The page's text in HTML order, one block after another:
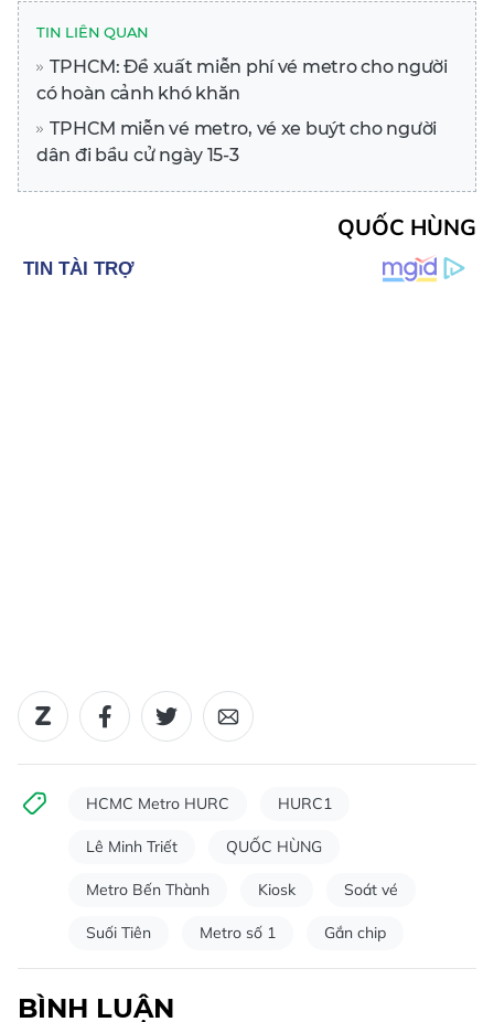
TIN LIÊN QUAN
TPHCM: Đề xuất miễn phí vé metro cho người
có hoàn cảnh khó khăn
TPHCM miễn vé metro, vé xe buýt cho người
dân đi bầu cử ngày 15-3
QUỐC HÙNG
HCMC Metro HURC HURC1
Lê Minh Triết QUỐC HÙNG
Metro Bến Thành Kiosk Soát vé
Suối Tiên Metro số 1 Gắn chip
BÌNH LUẬN